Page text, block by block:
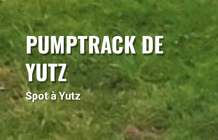
PUMPTRACK DE
YUTZ
Spot à Yutz